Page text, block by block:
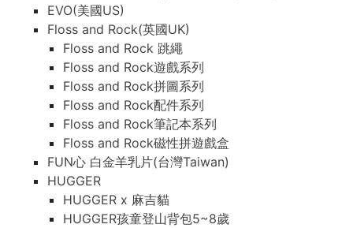
EVO(美國US)
Floss and Rock(英國UK)
Floss and Rock 跳繩
Floss and Rock遊戲系列
Floss and Rock拼圖系列
Floss and Rock配件系列
Floss and Rock筆記本系列
Floss and Rock磁性拼遊戲盒
FUN心 白金羊乳片(台灣Taiwan)
HUGGER
HUGGER x 麻吉貓
HUGGER孩童登山背包5~8歲